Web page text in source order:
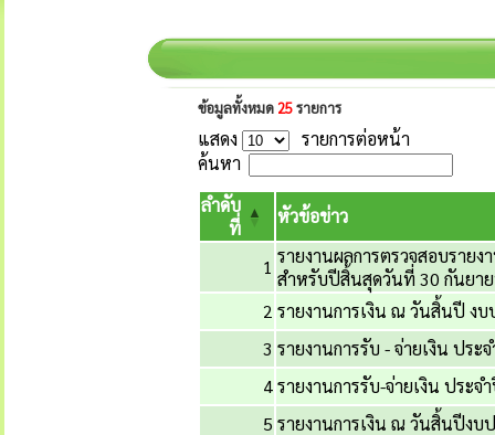
ข้อมูลทั้งหมด 25รายการ
แสดง
รายการต่อหน้า
ค้นหา
ลำดับ
ที่
หัวข้อข่าว
1 รายงานผลการตรวจสอบราย
สำหรับปีสิ้นสุดวันที่ 30 กันยา
2 รายงานการเงิน ณ วันสิ้นปี ง
3 รายงานการรับ - จ่ายเงิน ปร
4รายงานการรับ-จ่ายเงิน ประ
5 รายงานการเงิน ณ วันสิ้นปีง